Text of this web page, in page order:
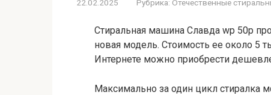
22.02.2025 Рубрика: Отечественные
Стиральная машина Славда wp 50p
новая модель. Стоимость ее около 5
Интернете можно приобрести
Максимально за один цикл стиралка